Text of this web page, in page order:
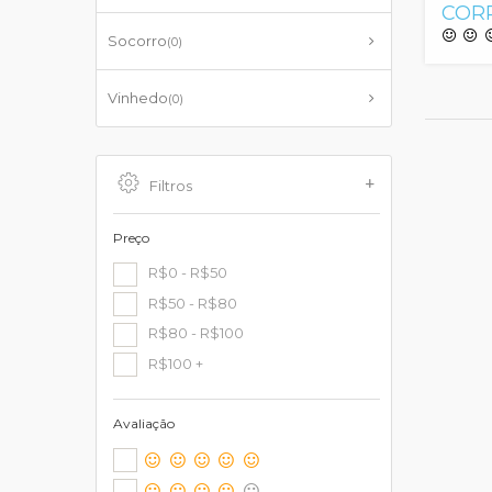
Socorro(0)
Vinhedo(0)
Filtros
Preço
R$0 - R$50
R$50 - R$80
R$80 - R$100
R$100 +
Avaliação